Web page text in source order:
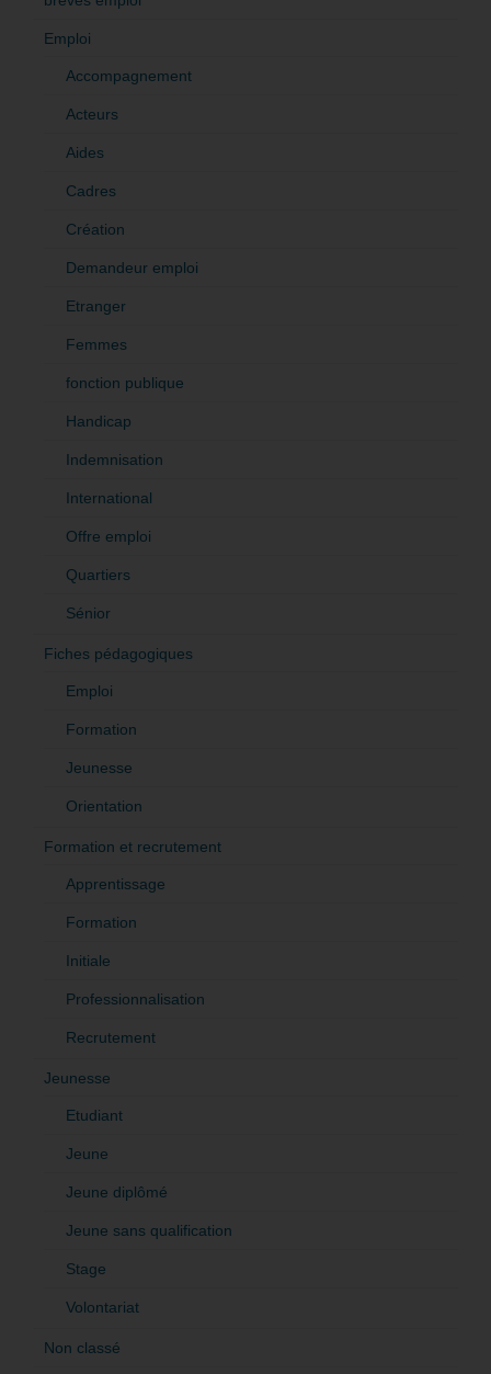
Emploi
Accompagnement
Acteurs
Aides
Cadres
Création
Demandeur emploi
Etranger
Femmes
fonction publique
Handicap
Indemnisation
International
Offre emploi
Quartiers
Sénior
Fiches pédagogiques
Emploi
Formation
Jeunesse
Orientation
Formation et recrutement
Apprentissage
Formation
Initiale
Professionnalisation
Recrutement
Jeunesse
Etudiant
Jeune
Jeune diplômé
Jeune sans qualification
Stage
Volontariat
Non classé